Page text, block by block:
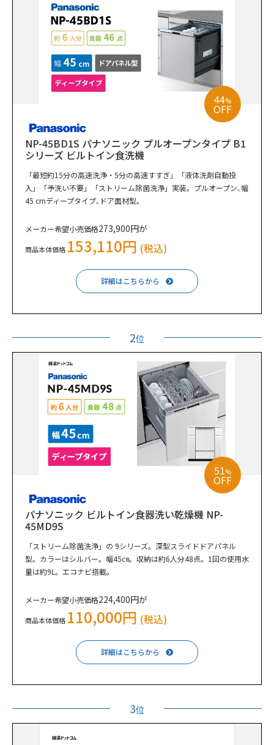
44%
OFF
NP-45BD1S パナソニック プルオープンタイプ B1
シリーズ ビルトイン食洗機
「最短約15分の高速洗浄・5分の高速すすぎ」「液体洗剤自動投
入」「予洗い不要」「ストリーム除菌洗浄」実装。プルオープン､幅
45 cmディープタイプ､ドア面材型｡
メーカー希望小売価格273,900円が
商品本体価格 153,110円 (税込)
詳細はこちらから
2位
51%
OFF
パナソニック ビルトイン食器洗い乾燥機 NP-
45MD9S
「ストリーム除菌洗浄」の 9シリーズ。深型スライドドアパネル
型。カラーはシルバー。幅45㎝。収納は約6人分48点。1回の使用水
量は約9L。エコナビ搭載。
メーカー希望小売価格224,400円が
商品本体価格 110,000円 (税込)
詳細はこちらから
3位